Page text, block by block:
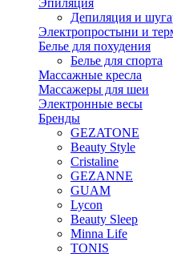
Эпиляция
Депиляция и
Электропростыни и
Белье для похудения
Белье для спорта
Массажные кресла
Массажеры для шеи
Электронные весы
Бренды
GEZATONE
Beauty Style
Cristaline
GEZANNE
GUAM
Lycon
Beauty Sleep
Minna Life
TONIS